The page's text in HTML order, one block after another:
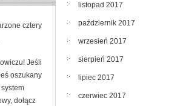
cztery
Jeśli
oszukany
dołącz
listopad 2017
październik 2017
wrzesień 2017
sierpień 2017
lipiec 2017
czerwiec 2017